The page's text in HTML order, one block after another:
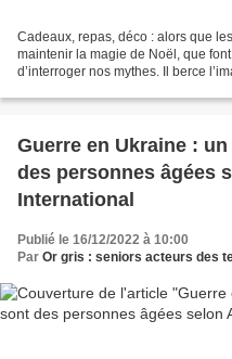
Cadeaux, repas, déco : alors que
maintenir la magie de Noël, que
d’interroger nos mythes. Il berce
Guerre en Ukraine :
des personnes âgées
International
Publié le 16/12/2022 à 10:00
Par Or gris : seniors acteurs des